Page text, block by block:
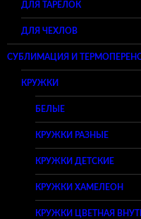
ДЛЯ ТАРЕЛОК
ДЛЯ ЧЕХЛОВ
СУБЛИМАЦИЯ И
КРУЖКИ
БЕЛЫЕ
КРУЖКИ РАЗНЫЕ
КРУЖКИ ДЕТСКИЕ
КРУЖКИ ХАМЕЛЕОН
КРУЖКИ ЦВЕТНАЯ